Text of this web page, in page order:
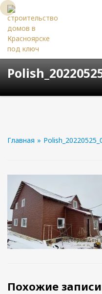
Главная »
Похожие записи